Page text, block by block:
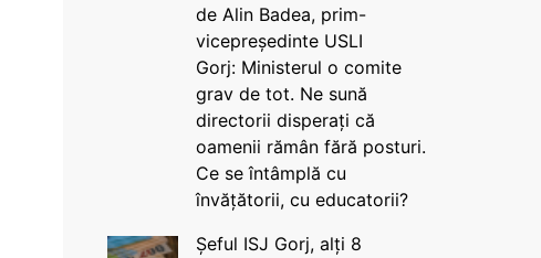
de Alin Badea, prim-
vicepreședinte USLI
Gorj: Ministerul o comite
grav de tot. Ne sună
directorii disperați că
oamenii rămân fără posturi.
Ce se întâmplă cu
învățătorii, cu educatorii?
Șeful ISJ Gorj, alți 8